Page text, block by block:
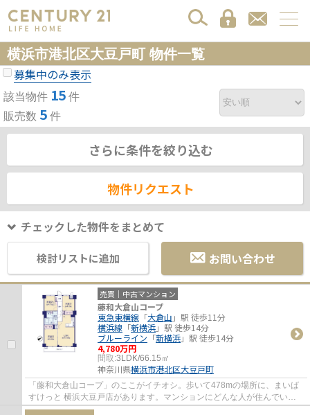
横浜市港北区大豆戸町 物件一覧
募集中のみ表示
該当物件 15 件
販売数 5 件
さらに条件を絞り込む
物件リクエスト
チェックした物件をまとめて
検討リストに追加 お問い合わせ
売買｜中古マンション
藤和大倉山コープ
東急東横線 「大倉山 」駅 徒歩11分
横浜線 「新横浜」駅 徒歩14分
ブルーライン 「新横浜」駅 徒歩14分
4,780万円
間取:3LDK/66.15㎡
神奈川県横浜市港北区大豆戸町
「藤和大倉山コープ」のここがイチオシ。歩いて478mの場所に、まいば
すけっと 横浜大豆戸店があります。マンションにどんな人が住んでいる
のかも中古マンションなら事前に知れます。こ...